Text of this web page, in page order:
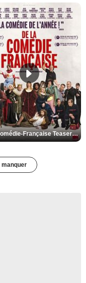
De la Comédie-Française Teaser VF
manquer